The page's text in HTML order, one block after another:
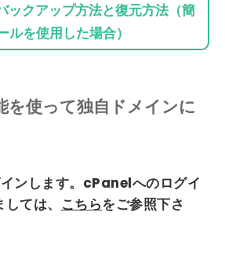
ックアップ方法と復元方法（簡
ルを使用した場合）
を使って独自ドメインに
ンします。 cPanelへのログイ
ては、 こちらをご参照下さ